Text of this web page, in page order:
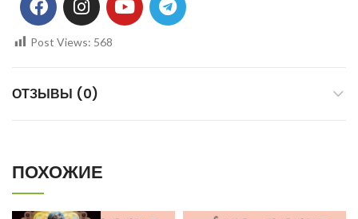
Post Views: 568
ОТЗЫВЫ (0)
ПОХОЖИЕ